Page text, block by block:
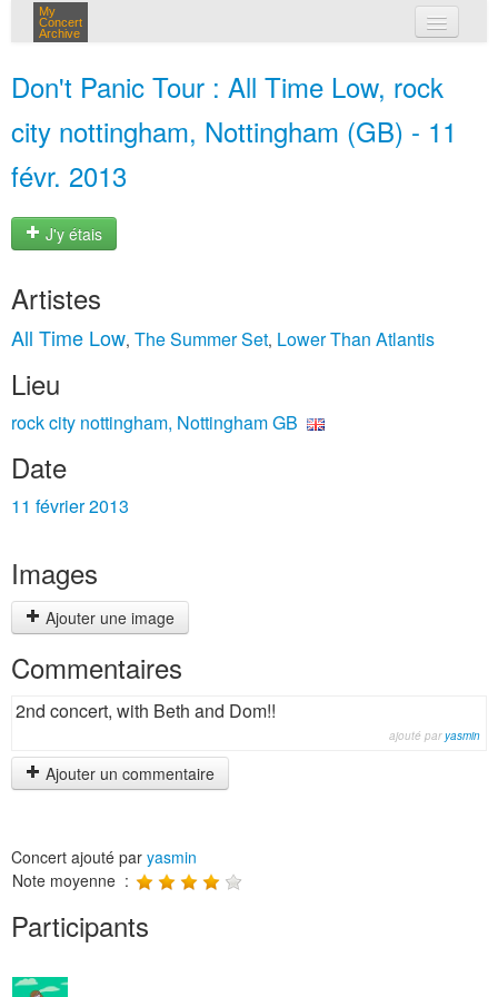
My
Concert
Archive
Don't Panic Tour : All Time Low, rock
city nottingham, Nottingham (GB) - 11
févr. 2013
J'y étais
Artistes
All Time Low, The Summer Set, Lower Than Atlantis
Lieu
rock city nottingham, Nottingham GB
Date
11 février 2013
Images
Ajouter une image
Commentaires
2nd concert, with Beth and Dom!!
ajouté paryasmin
Ajouter un commentaire
Concert ajouté par yasmin
Note moyenne :
Participants